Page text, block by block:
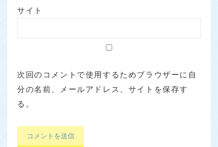
サイト
次回のコメントで使用するためブラウザーに自
分の名前、メールアドレス、サイトを保存す
る。